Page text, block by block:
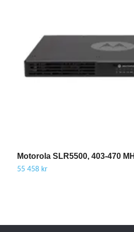
Motorola SLR5500, 403-470
55 458 kr